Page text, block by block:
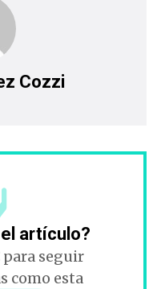
Cozzi
artículo?
para seguir
como esta